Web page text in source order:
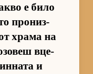
е било
про­низ­
храма на
вце­
и